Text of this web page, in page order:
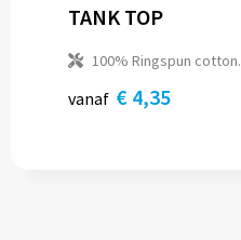
TANK TOP
100% Ringspun cotton.
vanaf € 4,35